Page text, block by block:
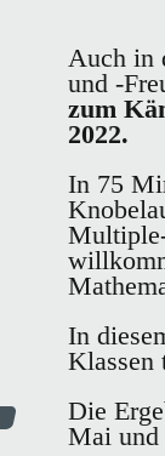
Auch in
und -
zum
2022.
In 75
In
Klassen
Die
Mai und